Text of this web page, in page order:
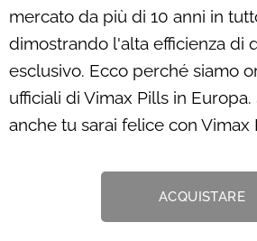
mercato da più di 10 anni in
dimostrando l'alta efficienza di
esclusivo. Ecco perché siamo
ufficiali di Vimax Pills in
anche tu sarai felice con Vimax
ACQUISTARE